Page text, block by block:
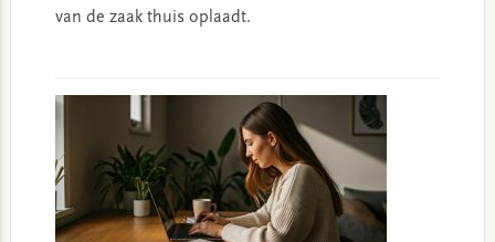
van de zaak thuis oplaadt.